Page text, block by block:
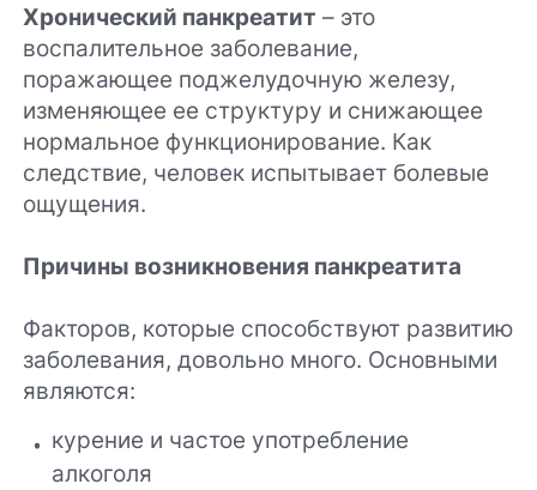
Хронический панкреатит – это
воспалительное заболевание,
поражающее поджелудочную железу,
изменяющее ее структуру и снижающее
нормальное функционирование. Как
следствие, человек испытывает болевые
ощущения.
Причины возникновения панкреатита
Факторов, которые способствуют развитию
заболевания, довольно много. Основными
являются:
курение и частое употребление
алкоголя